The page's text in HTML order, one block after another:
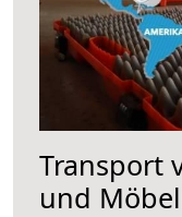
Transport
und